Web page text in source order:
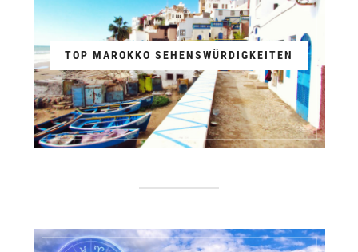
TOP MAROKKO SEHENSWÜRDIGKEITEN